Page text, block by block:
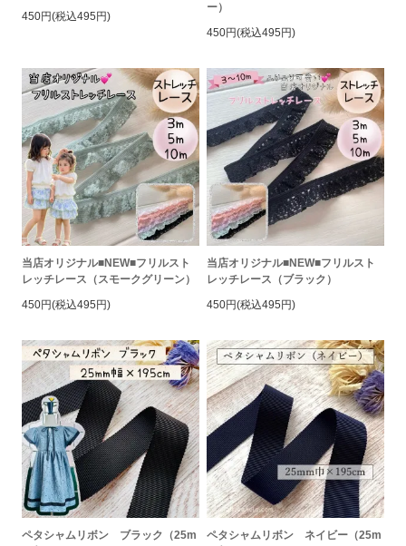
450円(税込495円)
ー）
450円(税込495円)
当店オリジナル■NEW■フリルスト
レッチレース（スモークグリーン）
450円(税込495円)
当店オリジナル■NEW■フリルスト
レッチレース（ブラック）
450円(税込495円)
ペタシャムリボン ブラック（25m
ペタシャムリボン ネイビー（25m